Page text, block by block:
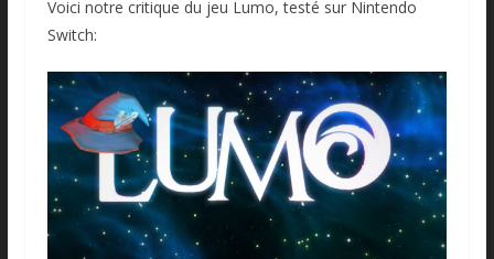
Voici notre critique du jeu Lumo, testé sur Nintendo
Switch: